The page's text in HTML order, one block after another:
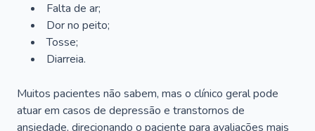
Falta de ar;
Dor no peito;
Tosse;
Diarreia.
Muitos pacientes não sabem, mas o clínico geral pode
atuar em casos de depressão e transtornos de
ansiedade, direcionando o paciente para avaliações mais